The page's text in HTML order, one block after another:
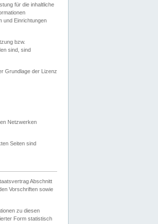
für die inhaltliche
und Einrichtungen
bzw.
sind, sind
Grundlage der Lizenz
Netzwerken
Seiten sind
Abschnitt
Vorschriften sowie
zu diesen
Form statistisch